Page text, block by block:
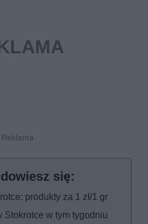
produkty za 1 zł/1 gr
Stokrotce w tym tygodniu